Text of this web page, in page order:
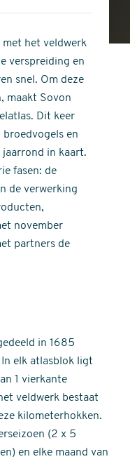
met het veldwerk
verspreiding en
snel. Om deze
maakt Sovon
Dit keer
broedvogels en
in kaart.
fasen: de
de verwerking
november
partners de
in 1685
elk atlasblok ligt
1 vierkante
veldwerk bestaat
kilometerhokken.
(2 x 5
en elke maand van